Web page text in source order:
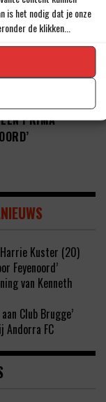
is het nodig dat je onze
de klikken...
VOOR VIER
PRIMA
Kuster (20)
Feyenoord’
van Kenneth
Club Brugge’
Andorra FC